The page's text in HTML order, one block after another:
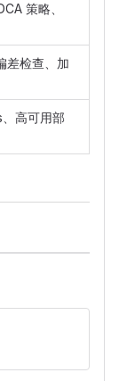
策略、
差检查、加
高可用部